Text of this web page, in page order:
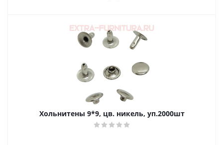
Хольнитены 9*9, цв. никель, уп.2000шт